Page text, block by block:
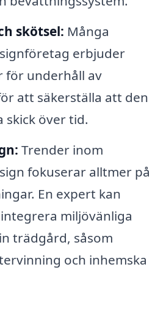
skötsel: Många
erbjuder
för underhåll av
att säkerställa att den
skick över tid.
Trender inom
fokuserar alltmer på
En expert kan
miljövänliga
trädgård, såsom
och inhemska